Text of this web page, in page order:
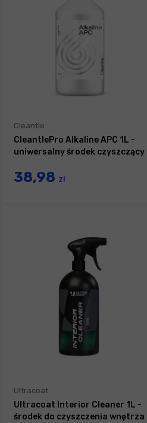
Cleantle
CleantlePro Alkaline APC 1L -
uniwersalny środek czyszczący
38,98 zł
Ultracoat
Ultracoat Interior Cleaner 1L -
środek do czyszczenia wnętrza